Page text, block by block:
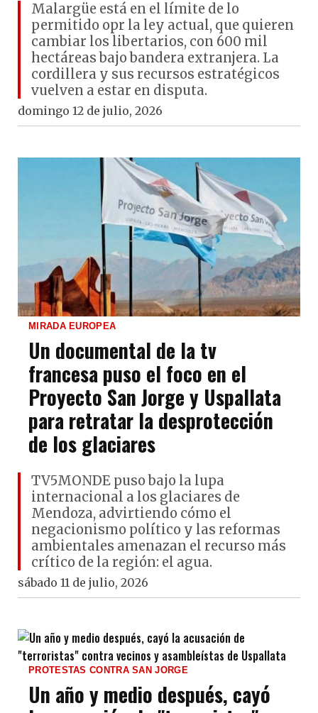
Malargüe está en el límite de lo
permitido opr la ley actual, que quieren
cambiar los libertarios, con 600 mil
hectáreas bajo bandera extranjera. La
cordillera y sus recursos estratégicos
vuelven a estar en disputa.
domingo 12 de julio, 2026
MIRADA EUROPEA
Un documental de la tv
francesa puso el foco en el
Proyecto San Jorge y Uspallata
para retratar la desprotección
de los glaciares
TV5MONDE puso bajo la lupa
internacional a los glaciares de
Mendoza, advirtiendo cómo el
negacionismo político y las reformas
ambientales amenazan el recurso más
crítico de la región: el agua.
sábado 11 de julio, 2026
PROTESTAS CONTRA SAN JORGE
Un año y medio después, cayó